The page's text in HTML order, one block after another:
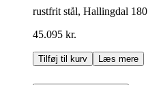
rustfrit stål, Hallingdal 180
45.095 kr.
Tilføj til kurv Læs mere